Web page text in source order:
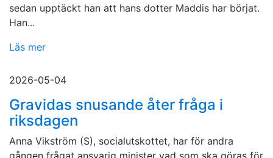
sedan upptäckt han att hans dotter Maddis har börjat.
Han...
Läs mer
2026-05-04
Gravidas snusande åter fråga i
riksdagen
Anna Vikström (S), socialutskottet, har för andra